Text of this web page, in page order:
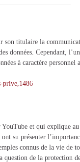
son titulaire la
données. Cependant,
à caractère
prive,1486
et qui explique
su présenter
connus de la vie de
question de la protection